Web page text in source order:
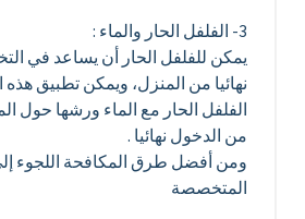
يمكن للفلفل الحار أن يساعد في
نهائيا من المنزل، ويمكن تطبيق
الفلفل الحار مع الماء ورشها حول
من الدخول نهائيا .
ومن أفضل طرق المكافحة اللجوء
المتخصصة